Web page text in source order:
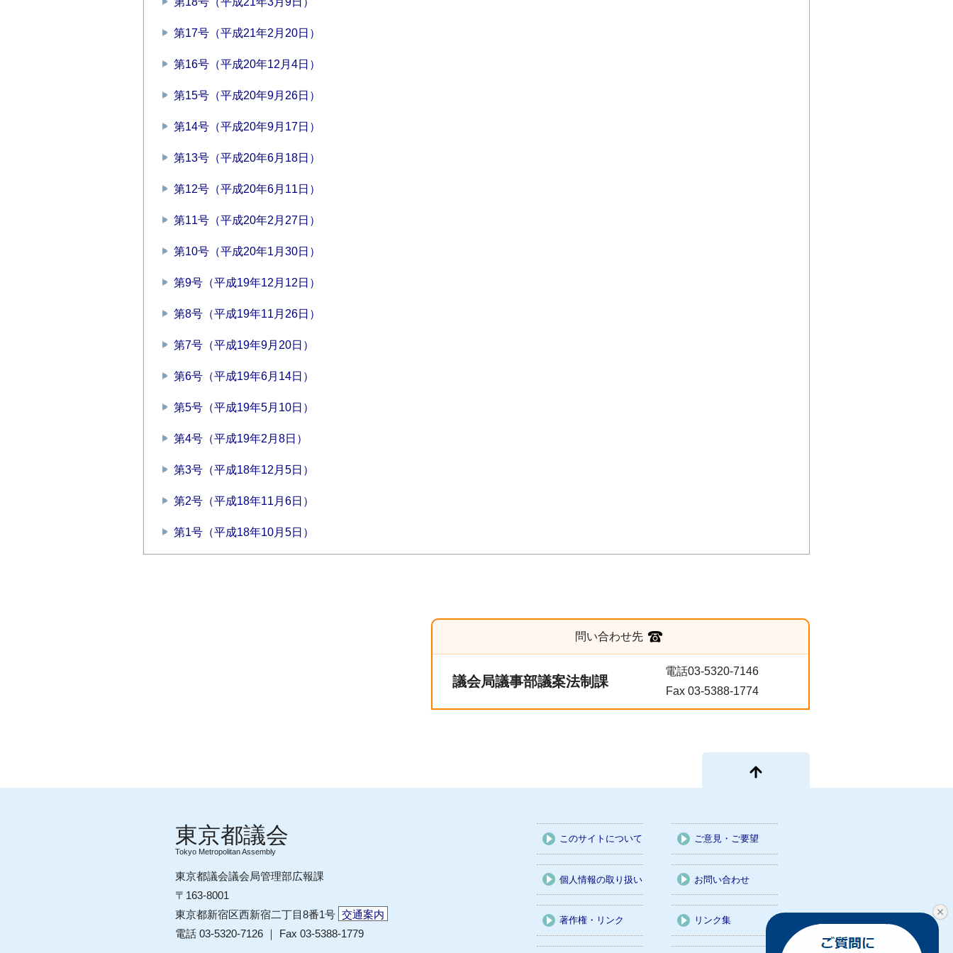
第17号（平成21年2月20日）
第16号（平成20年12月4日）
第15号（平成20年9月26日）
第14号（平成20年9月17日）
第13号（平成20年6月18日）
第12号（平成20年6月11日）
第11号（平成20年2月27日）
第10号（平成20年1月30日）
第9号（平成19年12月12日）
第8号（平成19年11月26日）
第7号（平成19年9月20日）
第6号（平成19年6月14日）
第5号（平成19年5月10日）
第4号（平成19年2月8日）
第3号（平成18年12月5日）
第2号（平成18年11月6日）
第1号（平成18年10月5日）
問い合わせ先
議会局議事部議案法制課
電話03-5320-7146
Fax 03-5388-1774
このサイトについて ご意見・ご要望
個人情報の取り扱い お問い合わせ
著作権・リンク リンク集
Tokyo Metropolitan Assembly
東京都議会議会局管理部広報課
〒163-8001
東京都新宿区西新宿二丁目8番1号 交通案内
電話 03-5320-7126 ｜ Fax 03-5388-1779